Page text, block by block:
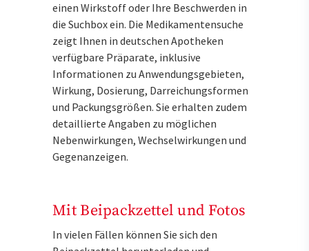
einen Wirkstoff oder Ihre Beschwerden in
die Suchbox ein. Die Medikamentensuche
zeigt Ihnen in deutschen Apotheken
verfügbare Präparate, inklusive
Informationen zu Anwendungsgebieten,
Wirkung, Dosierung, Darreichungsformen
und Packungsgrößen. Sie erhalten zudem
detaillierte Angaben zu möglichen
Nebenwirkungen, Wechselwirkungen und
Gegenanzeigen.
Mit Beipackzettel und Fotos
In vielen Fällen können Sie sich den